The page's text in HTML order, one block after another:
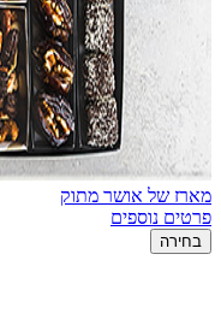
מארז של אושר מתוק
פרטים נוספים
בחירה